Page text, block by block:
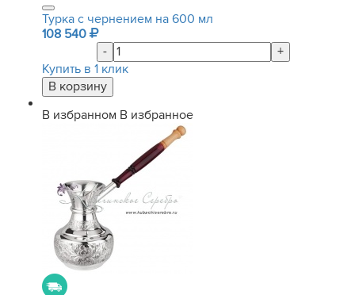
Турка с чернением на 600 мл
108 540
-
+
Купить в 1 клик
В избранном В избранное